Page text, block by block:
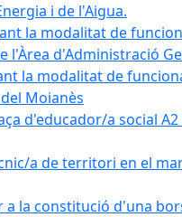
i de l'Aigua.
la modalitat de
l'Àrea d'Administració
la modalitat de
Moianès
d'educador/a social
a de territori en el
a la constitució d'una